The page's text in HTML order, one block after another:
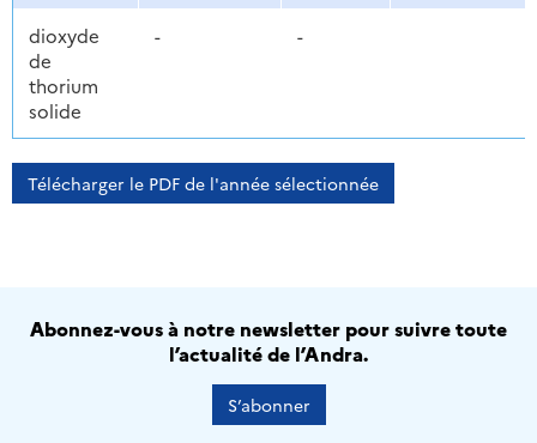
dioxyde
de
thorium
solide
- -
Télécharger le PDF de l'année sélectionnée
Abonnez-vous à notre newsletter pour suivre toute
l’actualité de l’Andra.
S’abonner